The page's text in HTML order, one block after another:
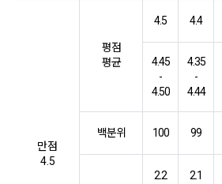
만점
4.5
평점
평균
4.5 4.4
4.45
-
4.50
4.35
-
4.44
백분위 100 99
2.2 2.1